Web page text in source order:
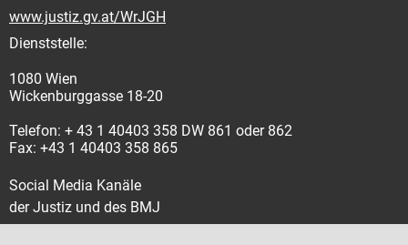
www.justiz.gv.at/WrJGH
Dienststelle:
1080 Wien
Wickenburggasse 18-20
Telefon: + 43 1 40403 358 DW 861 oder 862
Fax: +43 1 40403 358 865
Social Media Kanäle
der Justiz und des BMJ